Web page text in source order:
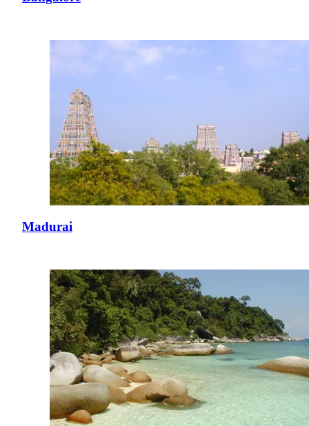
Madurai